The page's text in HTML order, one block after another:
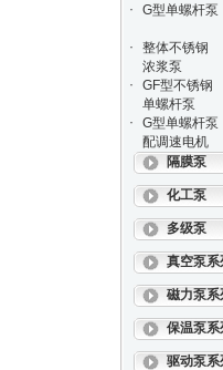
·
G型单螺杆泵
·
整体不锈钢
浓浆泵
·
GF型不锈钢
单螺杆泵
·
G型单螺杆泵
配调速电机
隔膜泵
化工泵
多级泵
真空泵系
磁力泵系
保温泵系
驱动泵系